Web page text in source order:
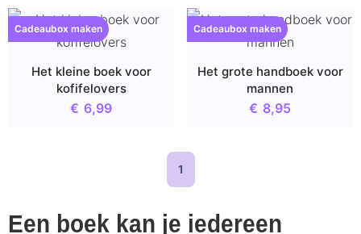
Cadeaubox maken
Het kleine boek voor
kofifelovers
€ 6,99
Cadeaubox maken
Het grote handboek voor
mannen
€ 8,95
1
Een boek kan je iedereen